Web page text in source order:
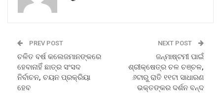
PREV POST
ଚଳିତ ବର୍ଷ କଲେଜମାନଙ୍କରେ
ହେବାନାହିଁ ଛାତ୍ର ସଂସଦ
ନିର୍ବାଚନ, ଚୟନ ପ୍ରକ୍ରିୟା
ହେବ
NEXT POST
ଜନ୍ମାଷ୍ଟମୀ ପାଇଁ
ଶ୍ରୀକ୍ଷେତ୍ର ଚଳ ଚଞ୍ଚଳ,
୬ଟାରୁ ରାତି ୧୧ଟା ସାଧାରଣ
ଭକ୍ତଙ୍କର ଦର୍ଶନ ବନ୍ଦ